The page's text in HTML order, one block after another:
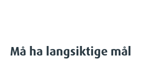
Må ha langsiktige mål